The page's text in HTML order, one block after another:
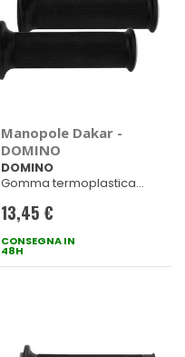
Manopole Dakar -
DOMINO
DOMINO
Gomma termoplastica
13,45 €
CONSEGNA IN
48H